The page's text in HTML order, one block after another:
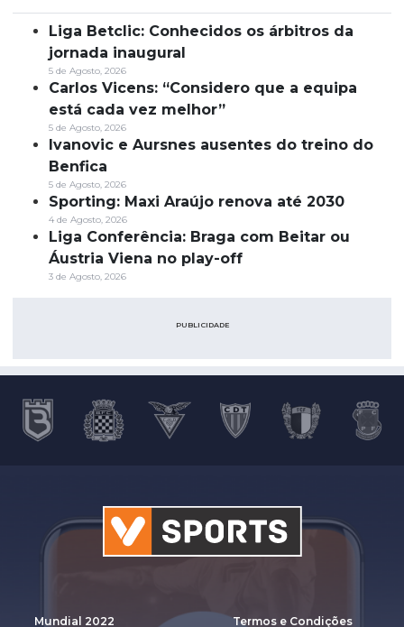
Liga Betclic: Conhecidos os árbitros da
jornada inaugural
5 de Agosto, 2026
Carlos Vicens: “Considero que a equipa
está cada vez melhor”
5 de Agosto, 2026
Ivanovic e Aursnes ausentes do treino do
Benfica
5 de Agosto, 2026
Sporting: Maxi Araújo renova até 2030
4 de Agosto, 2026
Liga Conferência: Braga com Beitar ou
Áustria Viena no play-off
3 de Agosto, 2026
PUBLICIDADE
Mundial 2022 Termos e Condições